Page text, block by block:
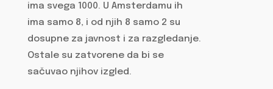
ima svega 1000. U Amsterdamu ih
ima samo 8, i od njih 8 samo 2 su
dosupne za javnost i za razgledanje.
Ostale su zatvorene da bi se
sačuvao njihov izgled.